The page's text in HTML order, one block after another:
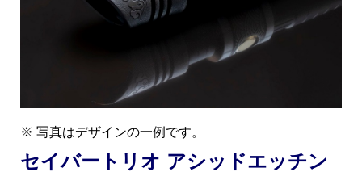
※ 写真はデザインの一例です。
セイバートリオ アシッドエッチン